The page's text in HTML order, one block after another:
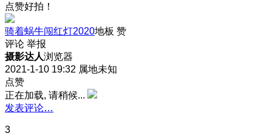
点赞好拍！
骑着蜗牛闯红灯2020地板 赞
评论 举报
摄影达人浏览器
2021-1-10 19:32 属地未知
点赞
正在加载, 请稍候...
发表评论…
3